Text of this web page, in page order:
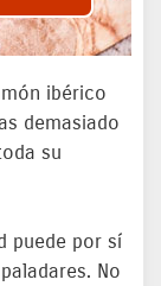
ibérico
demasiado
su
puede por sí
No